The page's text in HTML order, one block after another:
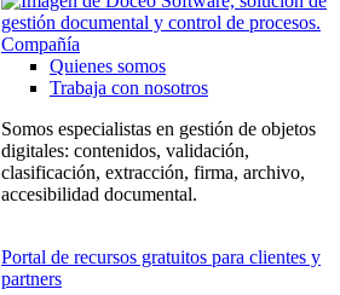
Compañía
Quienes somos
Trabaja con nosotros
Somos especialistas en gestión de objetos
digitales: contenidos, validación,
clasificación, extracción, firma, archivo,
accesibilidad documental.
Portal de recursos gratuitos para clientes y
partners